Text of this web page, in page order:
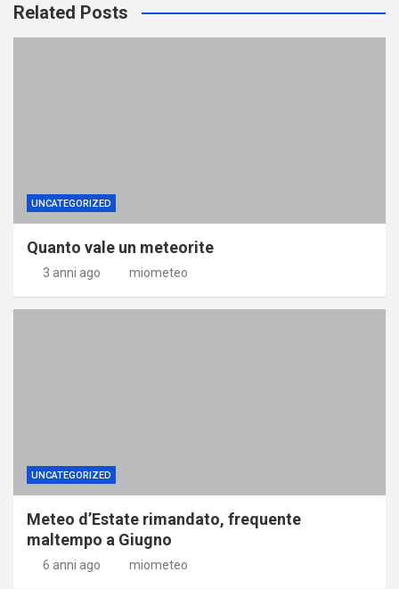
Related Posts
UNCATEGORIZED
Quanto vale un meteorite
3 anni ago miometeo
UNCATEGORIZED
Meteo d’Estate rimandato, frequente
maltempo a Giugno
6 anni ago miometeo